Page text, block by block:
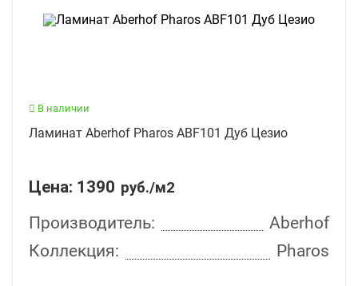
В наличии
Ламинат Aberhof Pharos ABF101 Дуб Цезио
Цена: 1390 руб./м2
Производитель:
Aberhof
Коллекция:
Pharos